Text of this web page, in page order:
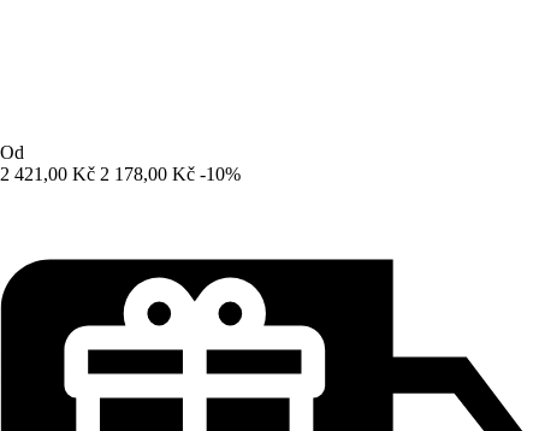
Od
2 421,00 Kč 2 178,00 Kč -10%